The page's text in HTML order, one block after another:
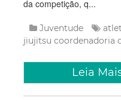
da competição, q...
Juventude
jiujitsu coordenadoria
Leia